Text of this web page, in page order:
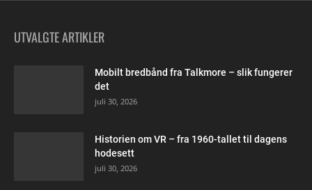
UTVALGTE ARTIKLER
Mobilt bredbånd fra Talkmore – slik fungerer
det
juli 30, 2026
Historien om VR – fra 1960-tallet til dagens
hodesett
juli 30, 2026